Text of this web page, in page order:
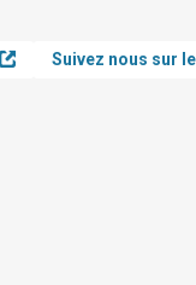
Suivez nous sur